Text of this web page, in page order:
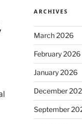
ARCHIVES
March 2026
February 2026
January 2026
December
September